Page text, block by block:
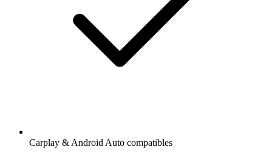
Carplay & Android Auto compatibles